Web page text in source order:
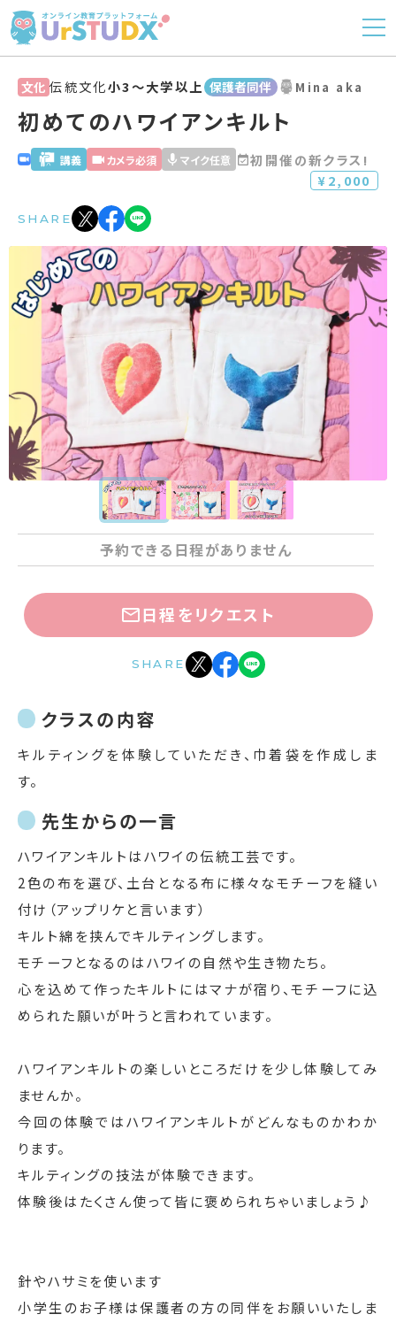
文化 伝統文化小3〜大学以上 保護者同伴 Mina aka
初めてのハワイアンキルト
講義 カメラ必須 マイク任意
初開催の新クラス!
¥2,000
SHARE
予約できる日程がありません
日程をリクエスト
SHARE
クラスの内容
キルティングを体験していただき、巾着袋を作成しま
す。
先生からの一言
ハワイアンキルトはハワイの伝統工芸です。
2色の布を選び、土台となる布に様々なモチーフを縫い
付け（アップリケと言います）
キルト綿を挟んでキルティングします。
モチーフとなるのはハワイの自然や生き物たち。
心を込めて作ったキルトにはマナが宿り、モチーフに込
められた願いが叶うと言われています。
ハワイアンキルトの楽しいところだけを少し体験してみ
ませんか。
今回の体験ではハワイアンキルトがどんなものかわか
ります。
キルティングの技法が体験できます。
体験後はたくさん使って皆に褒められちゃいましょう♪
針やハサミを使います
小学生のお子様は保護者の方の同伴をお願いいたしま